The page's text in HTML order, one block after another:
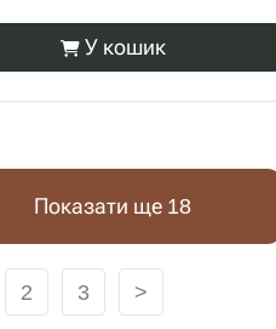
У кошик
Показати ще 18
2 3 >